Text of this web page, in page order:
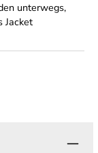
unterwegs,
Jacket